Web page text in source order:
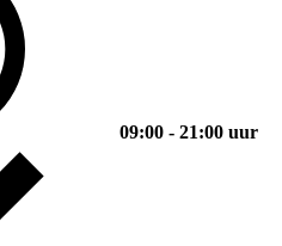
09:00 - 21:00 uur